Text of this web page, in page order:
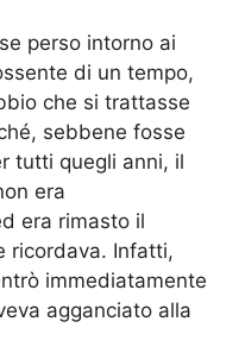
perso intorno ai
di un tempo,
che si trattasse
sebbene fosse
tutti quegli anni, il
era
era rimasto il
ricordava. Infatti,
immediatamente
agganciato alla